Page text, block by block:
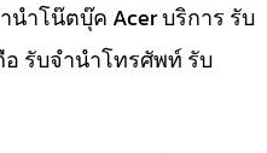
ำโน๊ตบุ๊ค Acer บริการ รับ
รับจำนำโทรศัพท์ รับ